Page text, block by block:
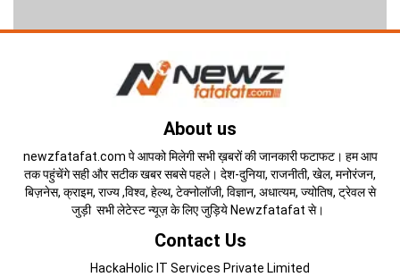
About us
newzfatafat.com पे आपको मिलेगी सभी ख़बरों की जानकारी फटाफट। हम आप
तक पहुंचेंगे सही और सटीक खबर सबसे पहले। देश-दुनिया, राजनीती, खेल, मनोरंजन,
बिज़नेस, क्राइम, राज्य ,विश्व, हेल्थ, टेक्नोलॉजी, विज्ञान, अधात्यम, ज्योतिष, ट्रेवल से
जुड़ी सभी लेटेस्ट न्यूज़ के लिए जुड़िये Newzfatafat से।
Contact Us
HackaHolic IT Services Private Limited